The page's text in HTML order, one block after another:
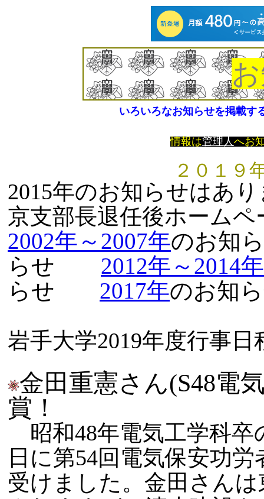
お
いろいろなお知らせを掲載す
情報は管理人 へお
２０１９
2015年のお知らせはあ
京支部長退任後ホーム
2002年～2007年のお
らせ 2012年～2014年
らせ
2017年のお知
岩手大学2019年度行
金田重憲さん(S48電
賞！
昭和48年電気工学科卒
日に第54回電気保安功
受けました。金田さん